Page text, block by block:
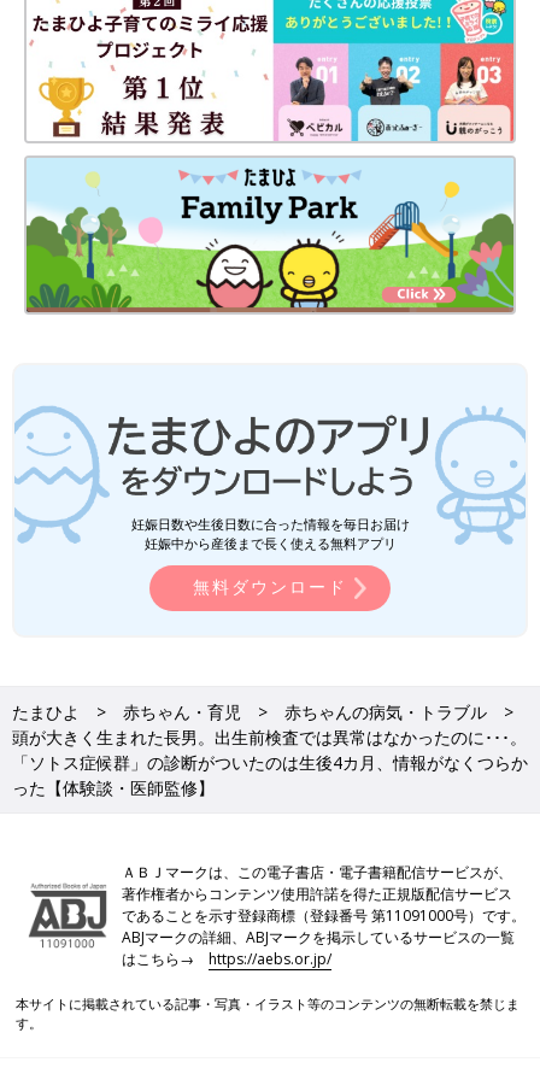
妊娠日数や生後日数に合った情報を毎日お届け
妊娠中から産後まで長く使える無料アプリ
無料ダウンロード
たまひよ 赤ちゃん・育児
赤ちゃんの病気・トラブル
頭が大きく生まれた長男。出生前検査では異常はなかったのに･･･。
「ソトス症候群」の診断がついたのは生後4カ月、情報がなくつらか
った【体験談・医師監修】
ＡＢＪマークは、この電子書店・電子書籍配信サービスが、
著作権者からコンテンツ使用許諾を得た正規版配信サービス
であることを示す登録商標（登録番号 第11091000号）です。
ABJマークの詳細、ABJマークを掲示しているサービスの一覧
はこちら→https://aebs.or.jp/
本サイトに掲載されている記事・写真・イラスト等のコンテンツの無断転載を禁じま
す。